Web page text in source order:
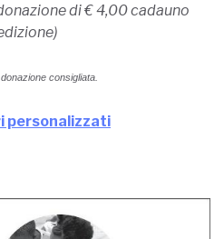
di € 4,00 cadauno
consigliata.
personalizzati